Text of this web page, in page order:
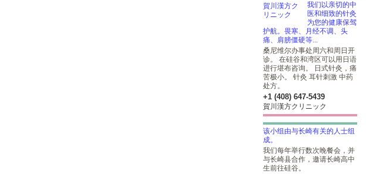
我们以亲切的中
医和细致的针灸
为您的健康保驾
护航。畏寒、月经不调、头
痛、肩膀僵硬等...
桑尼维尔办事处周六和周日开
诊。 在硅谷和湾区可以用日语
进行堪布咨询。 日式针灸，痛
苦极小。 针灸 耳针刺激 中药
处方。
+1 (408) 647-5439
賀川漢方クリニック
该小组由与长崎有关的人士组
成。
我们每年举行数次晚餐会，并
与长崎县合作，邀请长崎高中
生前往硅谷。